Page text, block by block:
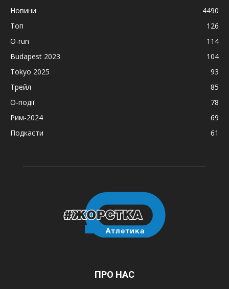
Новини
4490
Топ
126
O-run
114
Budapest 2023
104
Tokyo 2025
93
Трейл
85
О-події
78
Рим-2024
69
Подкасти
61
ПРО НАС